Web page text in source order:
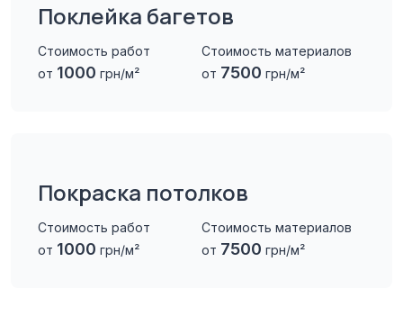
Поклейка багетов
Стоимость работ
от 1000 грн/м²
Стоимость материалов
от 7500 грн/м²
Покраска потолков
Стоимость работ
от 1000 грн/м²
Стоимость материалов
от 7500 грн/м²